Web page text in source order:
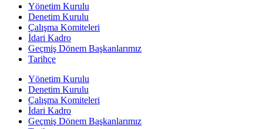
Yönetim Kurulu
Denetim Kurulu
Çalışma Komiteleri
İdari Kadro
Geçmiş Dönem Başkanlarımız
Tarihçe
Yönetim Kurulu
Denetim Kurulu
Çalışma Komiteleri
İdari Kadro
Geçmiş Dönem Başkanlarımız